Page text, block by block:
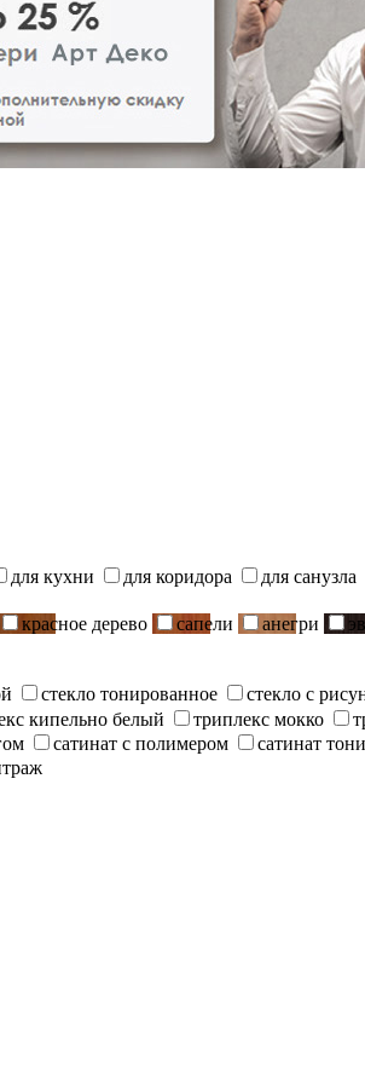
для кухни для коридора
для санузла
красное дерево сапели анегри
стекло тонированное стекло с
кипельно белый триплекс мокко
сатинат с полимером сатинат